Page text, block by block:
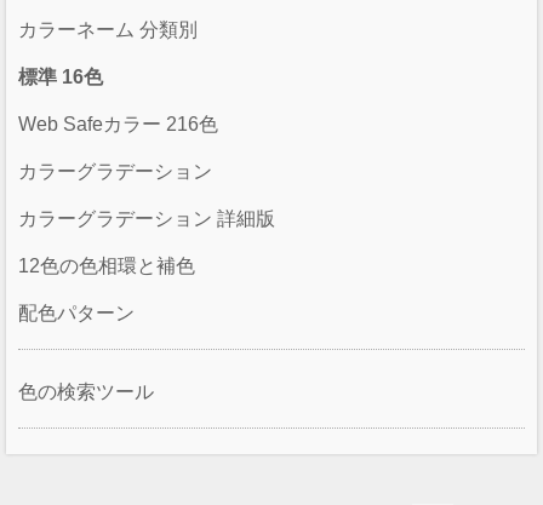
カラーネーム 分類別
標準 16色
Web Safeカラー 216色
カラーグラデーション
カラーグラデーション 詳細版
12色の色相環と補色
配色パターン
色の検索ツール